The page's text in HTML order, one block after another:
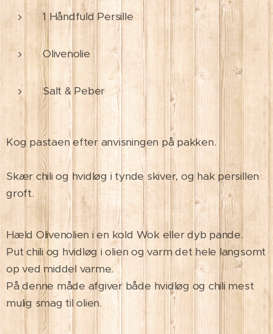
1 Håndfuld Persille
Olivenolie
Salt & Peber
Kog pastaen efter anvisningen på pakken.
Skær chili og hvidløg i tynde skiver, og hak persillen
groft.
Hæld Olivenolien i en kold Wok eller dyb pande.
Put chili og hvidløg i olien og varm det hele langsomt
op ved middel varme.
På denne måde afgiver både hvidløg og chili mest
mulig smag til olien.